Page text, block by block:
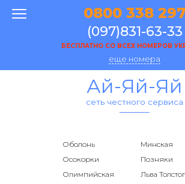
0800 338 297
(097)831-63-33
БЕСПЛАТНО СО ВСЕХ НОМЕРОВ
еще номера
Ай-Яй-Яй
сеть честного сервиса
Оболонь
Минская
Осокорки
Позняки
Олимпийская
Льва